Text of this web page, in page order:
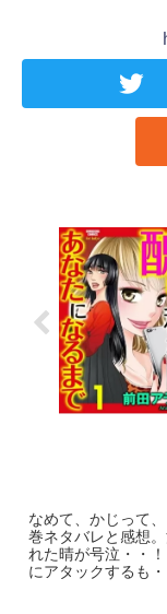
なめて、かじって
巻ネタバレと感想
れた晴が号泣・・
にアタックするも・